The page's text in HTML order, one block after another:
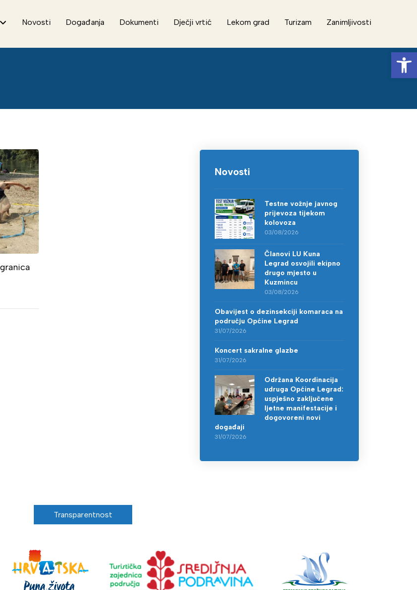
Novosti Događanja Dokumenti Dječji vrtić Lekom grad Turizam
Zanimljivosti
Novosti
Testne vožnje javnog
prijevoza tijekom
kolovoza
03/08/2026
Članovi LU Kuna
Legrad osvojili ekipno
drugo mjesto u
Kuzmincu
03/08/2026
Obavijest o dezinsekciji komaraca na
području Općine Legrad
31/07/2026
Koncert sakralne glazbe
31/07/2026
Održana Koordinacija
udruga Općine Legrad:
uspješno zaključene
ljetne manifestacije i
dogovoreni novi
događaji
31/07/2026
Transparentnost